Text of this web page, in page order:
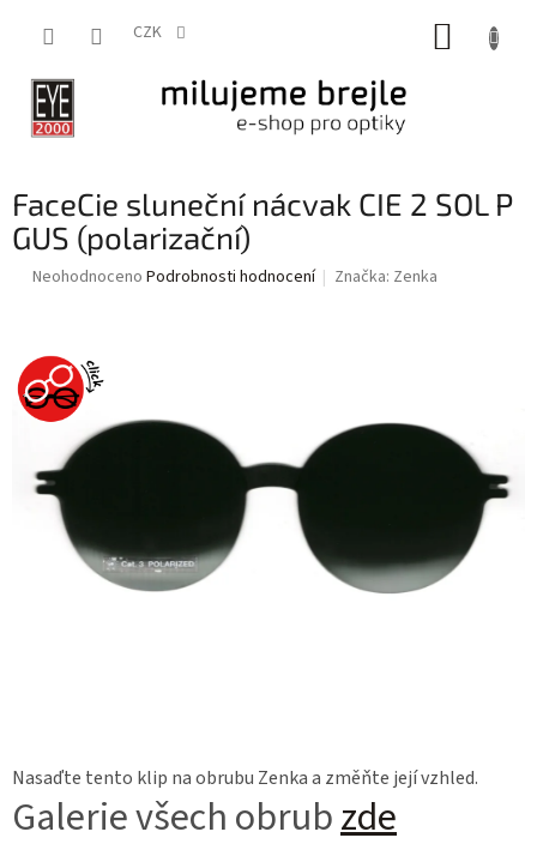
CZK
FaceCie sluneční nácvak CIE 2 SOL P
GUS (polarizační)
Průměrné
0,0
z
5
hvězdiček.
Neohodnoceno Podrobnosti hodnocení Značka: Zenka
Nasaďte tento klip na obrubu Zenka a změňte její vzhled.
Galerie všech obrubzde